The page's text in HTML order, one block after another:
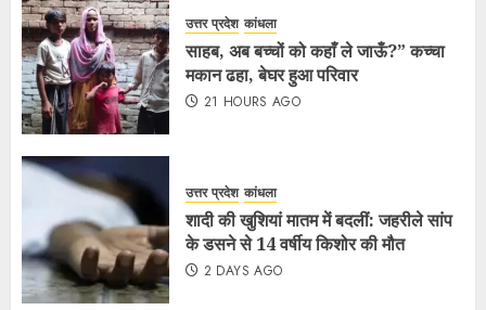
उत्तर प्रदेश कांधला
साहब, अब बच्चों को कहाँ ले जाऊँ?” कच्चा
मकान ढहा, बेघर हुआ परिवार
21 HOURS AGO
उत्तर प्रदेश कांधला
शादी की खुशियां मातम में बदलीं: जहरीले सांप
के डसने से 14 वर्षीय किशोर की मौत
2 DAYS AGO